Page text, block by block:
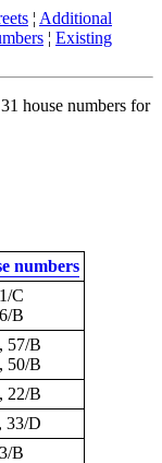
¦ Additional
¦ Existing
house numbers for
numbers
C
B
57/B
50/B
22/B
33/D
B